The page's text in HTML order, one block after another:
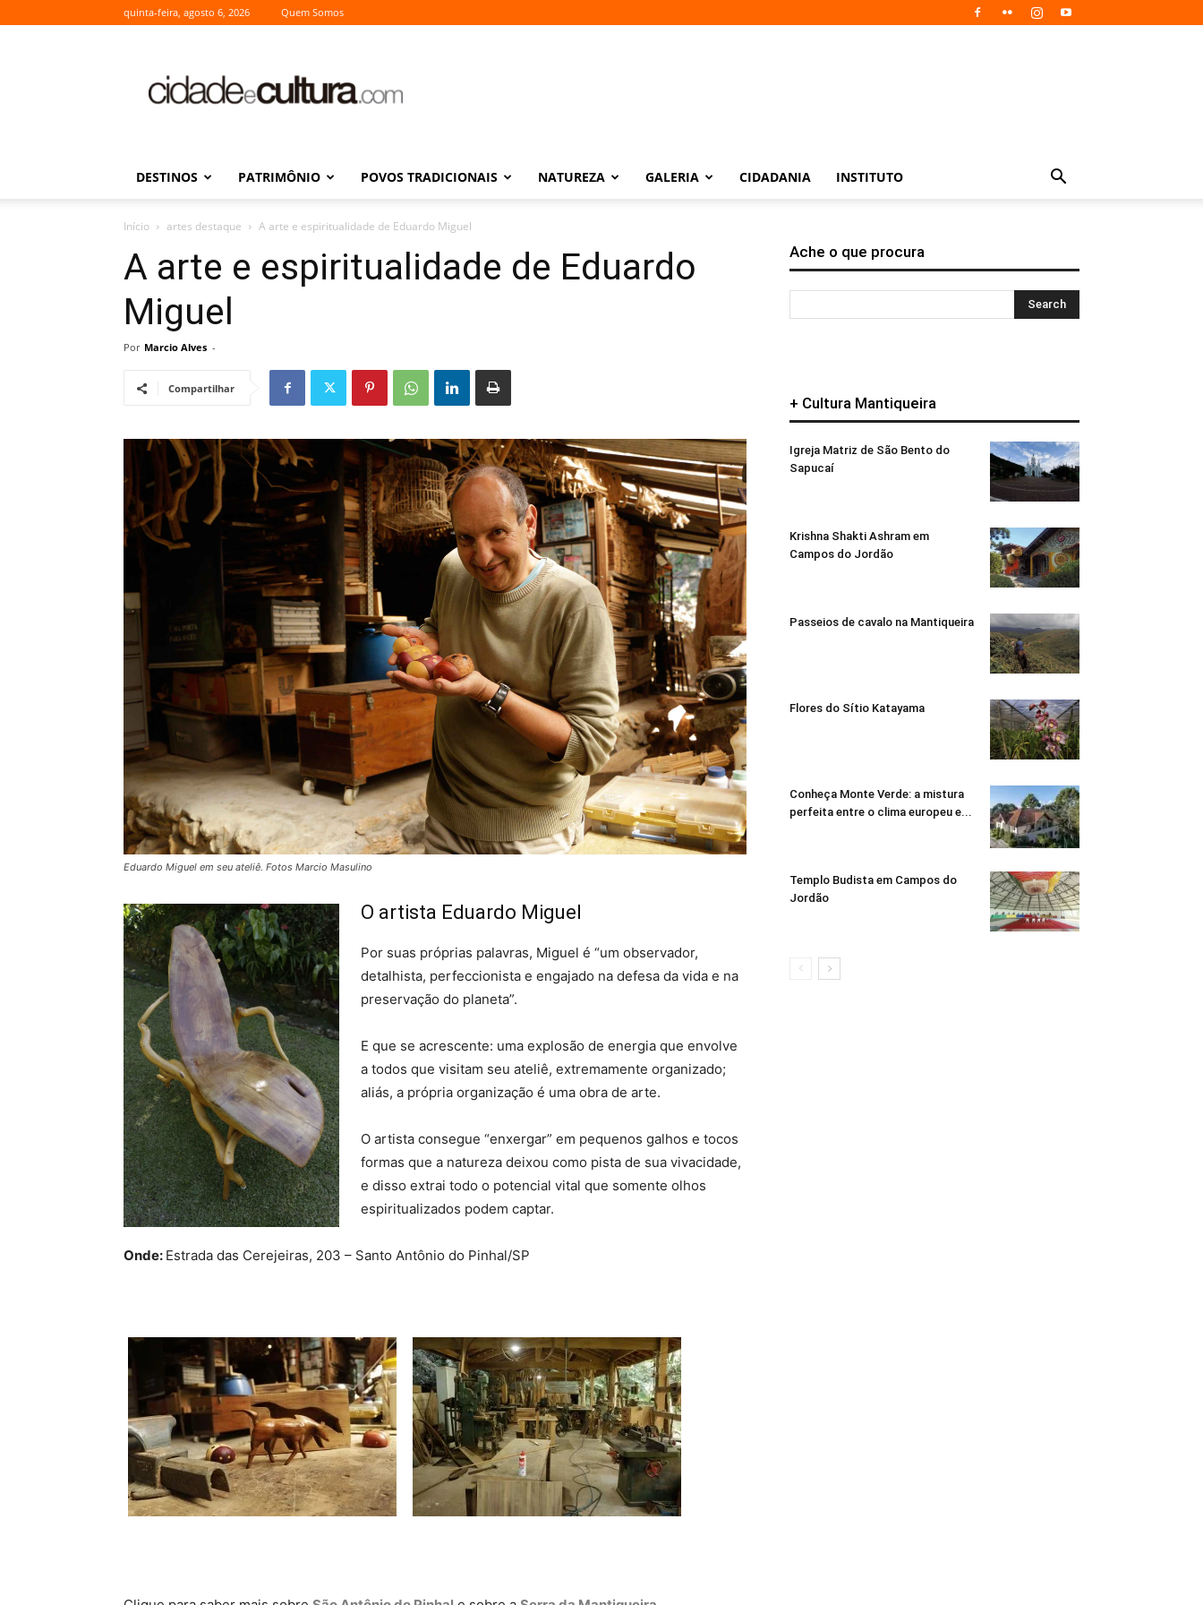
quinta-feira, agosto 6, 2026 Quem Somos
Cultura
DESTINOS PATRIMÔNIO POVOS TRADICIONAIS NATUREZA GALERIA CIDADANIA INSTITUTO
Início artes destaque A arte e espiritualidade de Eduardo Miguel
A arte e espiritualidade de Eduardo
Miguel
Por Marcio Alves -
Compartilhar
Eduardo Miguel em seu ateliê. Fotos Marcio Masulino
O artista Eduardo Miguel
Por suas próprias palavras, Miguel é “um observador,
detalhista, perfeccionista e engajado na defesa da vida e na
preservação do planeta”.
E que se acrescente: uma explosão de energia que envolve
a todos que visitam seu ateliê, extremamente organizado;
aliás, a própria organização é uma obra de arte.
O artista consegue “enxergar” em pequenos galhos e tocos
formas que a natureza deixou como pista de sua vivacidade,
e disso extrai todo o potencial vital que somente olhos
espiritualizados podem captar.
Onde: Estrada das Cerejeiras, 203 – Santo Antônio do Pinhal/SP
Ache o que procura
+ Cultura Mantiqueira
Igreja Matriz de São Bento do
Sapucaí
Krishna Shakti Ashram em
Campos do Jordão
Passeios de cavalo na Mantiqueira
Flores do Sítio Katayama
Conheça Monte Verde: a mistura
perfeita entre o clima europeu e...
Templo Budista em Campos do
Jordão